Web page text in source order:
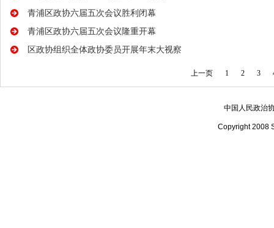
青浦区政协六届五次会议胜利闭幕
青浦区政协六届五次会议隆重开幕
区政协组织全体政协委员开展年末大视察
上一页 1 2 3